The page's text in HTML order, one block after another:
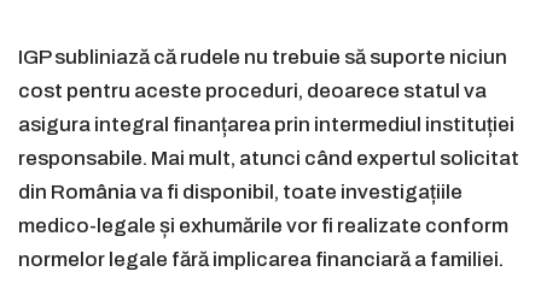
IGP subliniază că rudele nu trebuie să suporte niciun
cost pentru aceste proceduri, deoarece statul va
asigura integral finanțarea prin intermediul instituției
responsabile. Mai mult, atunci când expertul solicitat
din România va fi disponibil, toate investigațiile
medico-legale și exhumările vor fi realizate conform
normelor legale fără implicarea financiară a familiei.